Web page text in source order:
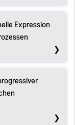
Expression